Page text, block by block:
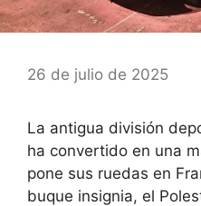
26 de julio de 2025
La antigua división
ha convertido en una
pone sus ruedas en
buque insignia, el